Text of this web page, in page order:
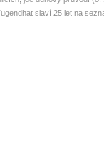
slaví 25 let na